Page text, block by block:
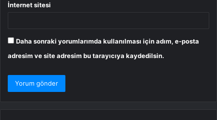
İnternet sitesi
Daha sonraki yorumlarımda kullanılması için adım, e-posta
adresim ve site adresim bu tarayıcıya kaydedilsin.